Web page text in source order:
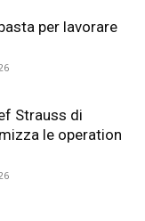
per lavorare
Strauss di
le operation